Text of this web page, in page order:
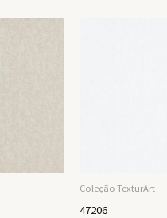
Coleção TexturArt
47206